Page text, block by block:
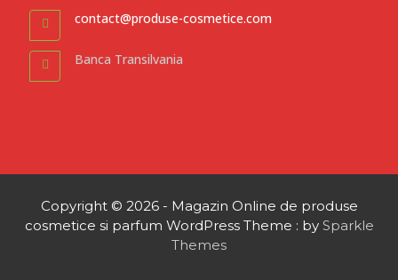
contact@produse-cosmetice.com
Banca Transilvania
Copyright © 2026 - Magazin Online de produse
cosmetice si parfum WordPress Theme : by Sparkle
Themes